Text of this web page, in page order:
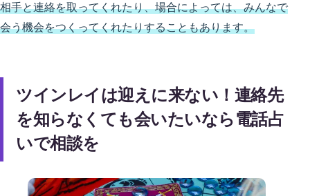
相手と連絡を取ってくれたり、場合によっては、みんなで
会う機会をつくってくれたりすることもあります。
ツインレイは迎えに来ない！連絡先
を知らなくても会いたいなら電話占
いで相談を